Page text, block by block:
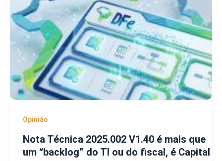
Opinião
Nota Técnica 2025.002 V1.40 é mais que
um “backlog” do TI ou do fiscal, é Capital